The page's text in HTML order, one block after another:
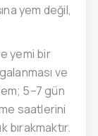
yem değil,
yemi bir
ve
5–7 gün
saatlerini
bırakmaktır.